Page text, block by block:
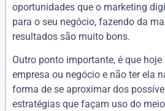
oportunidades que o marketing
para o seu negócio, fazendo da
resultados são muito bons.
Outro ponto importante, é que
empresa ou negócio e não ter ela
forma de se aproximar dos
estratégias que façam uso do